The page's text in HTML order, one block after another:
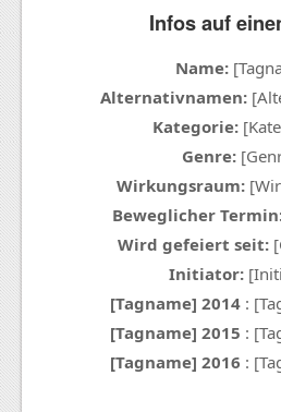
Infos auf
Name:
Alternativnamen:
Kategorie:
Genre:
Wirkungsraum:
Beweglicher
Wird gefeiert seit:
Initiator:
[Tagname] 2014 :
[Tagname] 2015 :
[Tagname] 2016 :